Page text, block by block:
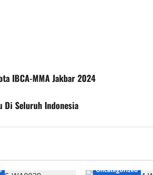
IBCA-MMA Jakbar 2024
Di Seluruh Indonesia
Uncategorized